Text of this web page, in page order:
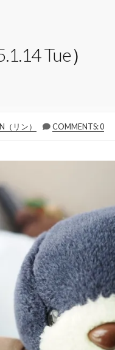
Tue）
（リン） COMMENTS: 0